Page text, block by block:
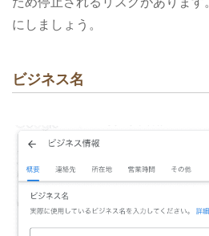
にしましょう。
ビジネス名